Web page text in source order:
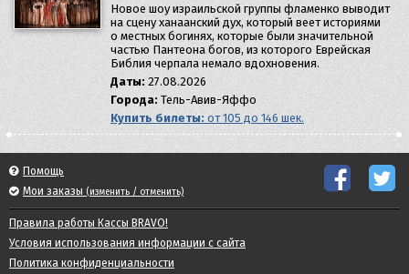
Новое шоу израильской группы фламенко выводит
на сцену ханаанский дух, который веет историями
о местных богинях, которые были значительной
частью Пантеона богов, из которого Еврейская
Библия черпала немало вдохновения.
Даты: 27.08.2026
Города: Тель-Авив-Яффо
Купить билеты: от 105 до 146 шек.
Помощь
Мои заказы (изменить / отменить)
Правила работы Кассы BRAVO!
Условия использования информации с сайта
Политика конфиденциальности